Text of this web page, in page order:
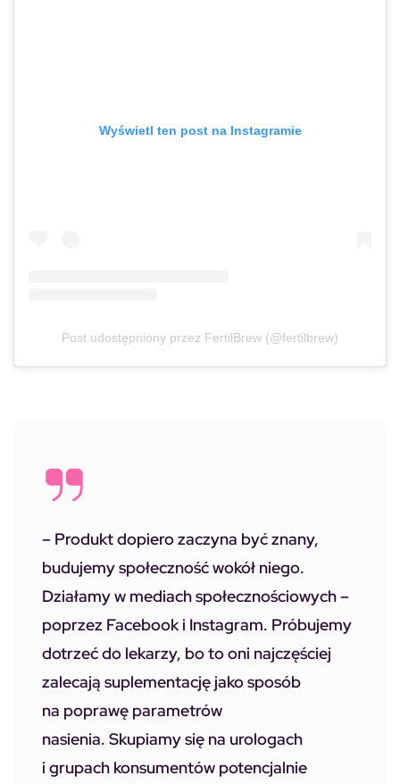
Wyświetl ten post na Instagramie
Post udostępniony przez FertilBrew (@fertilbrew)
– Produkt dopiero zaczyna być znany,
budujemy społeczność wokół niego.
Działamy w mediach społecznościowych –
poprzez Facebook i Instagram. Próbujemy
dotrzeć do lekarzy, bo to oni najczęściej
zalecają suplementację jako sposób
na poprawę parametrów
nasienia. Skupiamy się na urologach
i grupach konsumentów potencjalnie